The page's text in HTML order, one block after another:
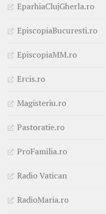
EparhiaClujGherla.ro
EpiscopiaBucuresti.ro
EpiscopiaMM.ro
Ercis.ro
Magisteriu.ro
Pastoratie.ro
ProFamilia.ro
Radio Vatican
RadioMaria.ro